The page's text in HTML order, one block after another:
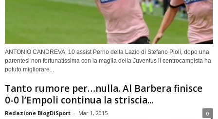
ANTONIO CANDREVA, 10 assist Perno della Lazio di Stefano Pioli, dopo una
parentesi non fortunatissima con la maglia della Juventus il centrocampista ha
potuto migliorare...
Tanto rumore per…nulla. Al Barbera finisce
0-0 l’Empoli continua la striscia...
Redazione BlogDiSport - Mar 1, 2015 0